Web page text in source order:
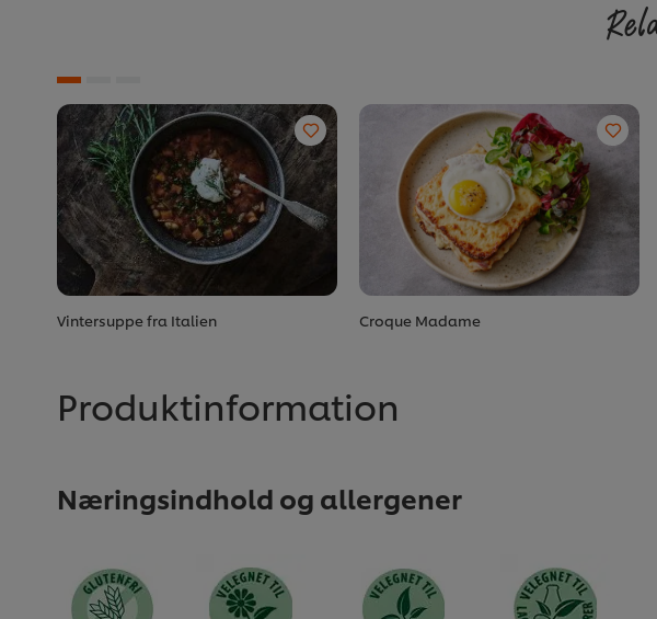
Vintersuppe fra Italien Croque Madame
Produktinformation
Næringsindhold og allergener